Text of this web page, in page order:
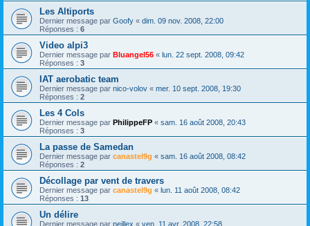
Les Altiports
Dernier message par Goofy « dim. 09 nov. 2008, 22:00
Réponses : 6
Video alpi3
Dernier message par Bluangel56 « lun. 22 sept. 2008, 09:42
Réponses : 3
IAT aerobatic team
Dernier message par nico-volov « mer. 10 sept. 2008, 19:30
Réponses : 2
Les 4 Cols
Dernier message par PhilippeFP « sam. 16 août 2008, 20:43
Réponses : 3
La passe de Samedan
Dernier message par canastel9g « sam. 16 août 2008, 08:42
Réponses : 2
Décollage par vent de travers
Dernier message par canastel9g « lun. 11 août 2008, 08:42
Réponses : 13
Un délire
Dernier message par peillex « ven. 11 avr. 2008, 22:58